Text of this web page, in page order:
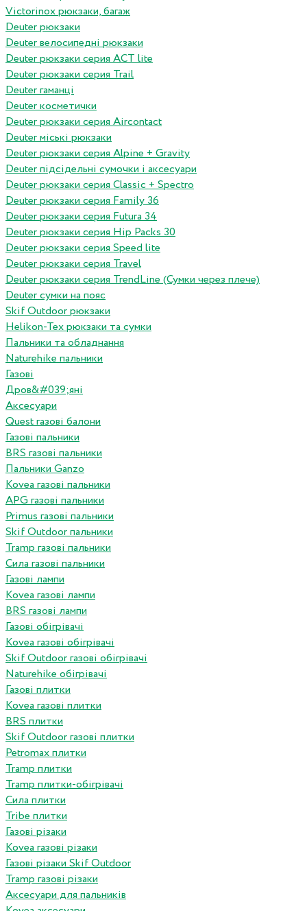
Victorinox рюкзаки, багаж
Deuter рюкзаки
Deuter велосипедні рюкзаки
Deuter рюкзаки серия ACT lite
Deuter рюкзаки серия Trail
Deuter гаманці
Deuter косметички
Deuter рюкзаки серия Aircontact
Deuter міські рюкзаки
Deuter рюкзаки серия Alpine + Gravity
Deuter підсідельні сумочки і аксесуари
Deuter рюкзаки серия Classic + Spectro
Deuter рюкзаки серия Family 36
Deuter рюкзаки серия Futura 34
Deuter рюкзаки серия Hip Packs 30
Deuter рюкзаки серия Speed lite
Deuter рюкзаки серия Travel
Deuter рюкзаки серия TrendLine (Сумки через плече)
Deuter сумки на пояс
Skif Outdoor рюкзаки
Helikon-Tex рюкзаки та сумки
Пальники та обладнання
Naturehike пальники
Газові
Дров&#039;яні
Аксесуари
Quest газові балони
Газові пальники
BRS газові пальники
Пальники Ganzo
Kovea газові пальники
APG газові пальники
Primus газові пальники
Skif Outdoor пальники
Tramp газові пальники
Сила газові пальники
Газові лампи
Kovea газові лампи
BRS газові лампи
Газові обігрівачі
Kovea газові обігрівачі
Skif Outdoor газові обігрівачі
Naturehike обігрівачі
Газові плитки
Kovea газові плитки
BRS плитки
Skif Outdoor газові плитки
Petromax плитки
Tramp плитки
Tramp плитки-обігрівачі
Сила плитки
Tribe плитки
Газові різаки
Kovea газові різаки
Газові різаки Skif Outdoor
Tramp газові різаки
Аксесуари для пальників